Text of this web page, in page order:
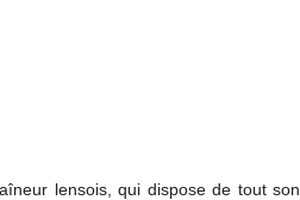
lensois, qui dispose de tout son